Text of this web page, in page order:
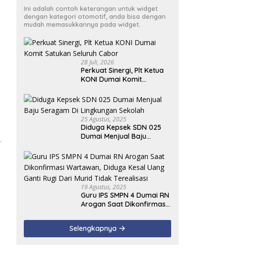
Ini adalah contoh keterangan untuk widget
dengan kategori otomotif, anda bisa dengan
mudah memasukkannya pada widget.
28 Juli, 2026
Perkuat Sinergi, Plt Ketua
KONI Dumai Komit
25 Agustus, 2025
Diduga Kepsek SDN 025
Dumai Menjual Baju
Sekolah
19 Agustus, 2025
Guru IPS SMPN 4 Dumai RN
Arogan Saat Dikonfirmasi
Uang Ganti Rugi Dari Murid
Tidak Terealisasi
Selengkapnya